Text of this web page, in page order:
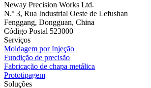
Neway Precision Works Ltd.
N.º 3, Rua Industrial Oeste de Lefushan
Fenggang, Dongguan, China
Código Postal 523000
Serviços
Moldagem por Injeção
Fundição de precisão
Fabricação de chapa metálica
Prototipagem
Soluções